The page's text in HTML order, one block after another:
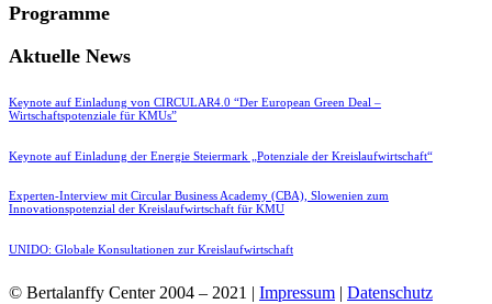
Programme
Aktuelle News
Keynote auf Einladung von CIRCULAR4.0 “Der European Green Deal –
Wirtschaftspotenziale für KMUs”
Keynote auf Einladung der Energie Steiermark „Potenziale der Kreislaufwirtschaft“
Experten-Interview mit Circular Business Academy (CBA), Slowenien zum
Innovationspotenzial der Kreislaufwirtschaft für KMU
UNIDO: Globale Konsultationen zur Kreislaufwirtschaft
© Bertalanffy Center 2004 – 2021 | Impressum | Datenschutz